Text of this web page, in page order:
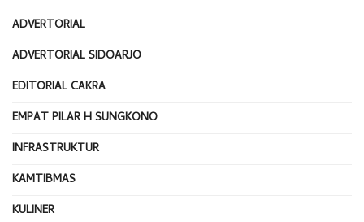
ADVERTORIAL
ADVERTORIAL SIDOARJO
EDITORIAL CAKRA
EMPAT PILAR H SUNGKONO
INFRASTRUKTUR
KAMTIBMAS
KULINER